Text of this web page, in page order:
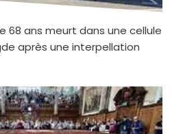
68 ans meurt dans une cellule
après une interpellation